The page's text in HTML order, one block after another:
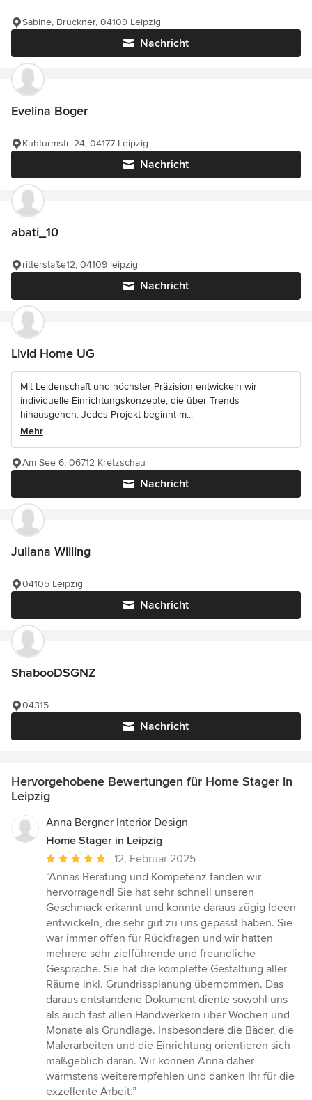
Nachricht
Sabine, Brückner, 04109 Leipzig
Evelina Boger
Nachricht
Kuhturmstr. 24, 04177 Leipzig
abati_10
Nachricht
ritterstaße12, 04109 leipzig
Livid Home UG
Mit Leidenschaft und höchster Präzision entwickeln wir
individuelle Einrichtungskonzepte, die über Trends
hinausgehen. Jedes Projekt beginnt m...
Mehr
Nachricht
Am See 6, 06712 Kretzschau
Juliana Willing
Nachricht
04105 Leipzig
ShabooDSGNZ
Nachricht
04315
Hervorgehobene Bewertungen für Home Stager in
Leipzig
Anna Bergner Interior Design
Home Stager in Leipzig
Durchschnittliche
Bewertung:
5
von
5
Sternen
12. Februar 2025
“Annas Beratung und Kompetenz fanden wir
hervorragend! Sie hat sehr schnell unseren
Geschmack erkannt und konnte daraus zügig Ideen
entwickeln, die sehr gut zu uns gepasst haben. Sie
war immer offen für Rückfragen und wir hatten
mehrere sehr zielführende und freundliche
Gespräche. Sie hat die komplette Gestaltung aller
Räume inkl. Grundrissplanung übernommen. Das
daraus entstandene Dokument diente sowohl uns
als auch fast allen Handwerkern über Wochen und
Monate als Grundlage. Insbesondere die Bäder, die
Malerarbeiten und die Einrichtung orientieren sich
maßgeblich daran. Wir können Anna daher
wärmstens weiterempfehlen und danken Ihr für die
exzellente Arbeit.”